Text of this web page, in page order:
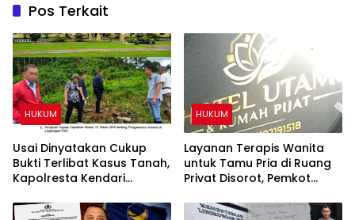
Pos Terkait
HUKUM
Usai Dinyatakan Cukup
Bukti Terlibat Kasus Tanah,
Kapolresta Kendari
dari Jabatan
HUKUM
Layanan Terapis Wanita
untuk Tamu Pria di Ruang
Privat Disorot, Pemkot
Perizinan Rumah Pijat Utami